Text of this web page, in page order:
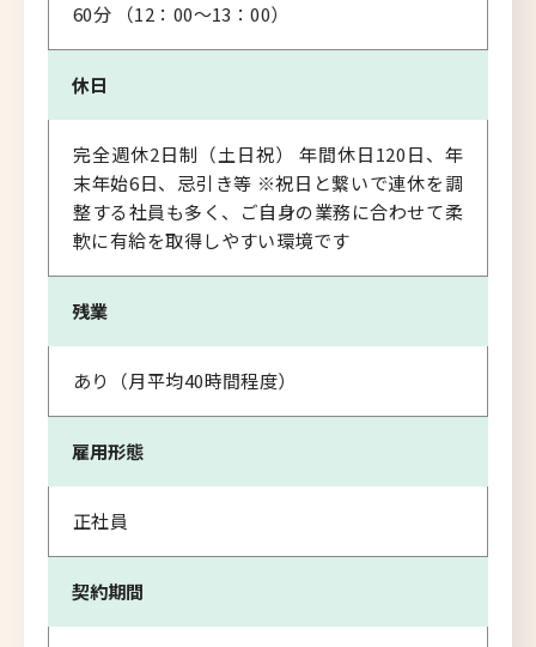
60分 （12：00～13：00）
休日
完全週休2日制（土日祝） 年間休日120日、年
末年始6日、忌引き等 ※祝日と繋いで連休を調
整する社員も多く、ご自身の業務に合わせて柔
軟に有給を取得しやすい環境です
残業
あり（月平均40時間程度）
雇用形態
正社員
契約期間